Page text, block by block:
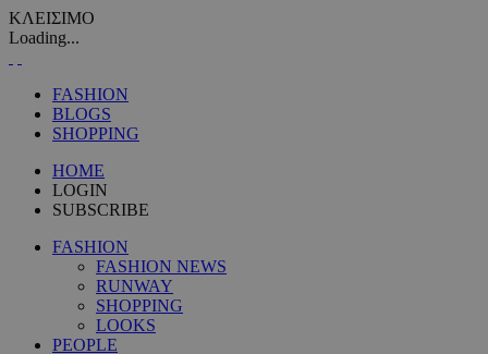
ΚΛΕΙΣΙΜΟ
Loading...
FASHION
BLOGS
SHOPPING
HOME
LOGIN
SUBSCRIBE
FASHION
FASHION NEWS
RUNWAY
SHOPPING
LOOKS
PEOPLE